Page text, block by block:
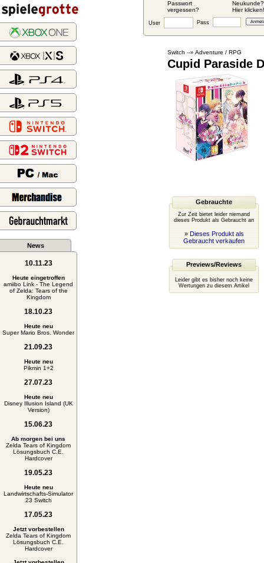
Passwort
vergessen?
Neukunde?
Hier klicken!
User Pass
News
10.11.23
Heute eingetroffen
amiibo Link - The Legend
of Zelda: Tears of the
Kingdom
18.10.23
Heute neu
Super Mario Bros. Wonder
21.09.23
Heute neu
Pikmin 1+2
27.07.23
Heute neu
Disney Illusion Island (UK
Version)
15.06.23
Ab morgen bei uns
Zelda Tears of Kingdom
Lösungsbuch C.E.
Hardcover
19.05.23
Heute neu
Landwirtschafts-Simulator
23 Switch
17.05.23
Jetzt vorbestellen
Zelda Tears of Kingdom
Lösungsbuch C.E.
Hardcover
Switch --» Adventure / RPG
Cupid Paraside
Gebrauchte
Zur Zeit bietet leider niemand
dieses Produkt als Gebraucht an
» Dieses Produkt als
Gebraucht verkaufen
Previews/Reviews
Leider gibt es bisher noch keine
Wertungen zu diesem Artikel